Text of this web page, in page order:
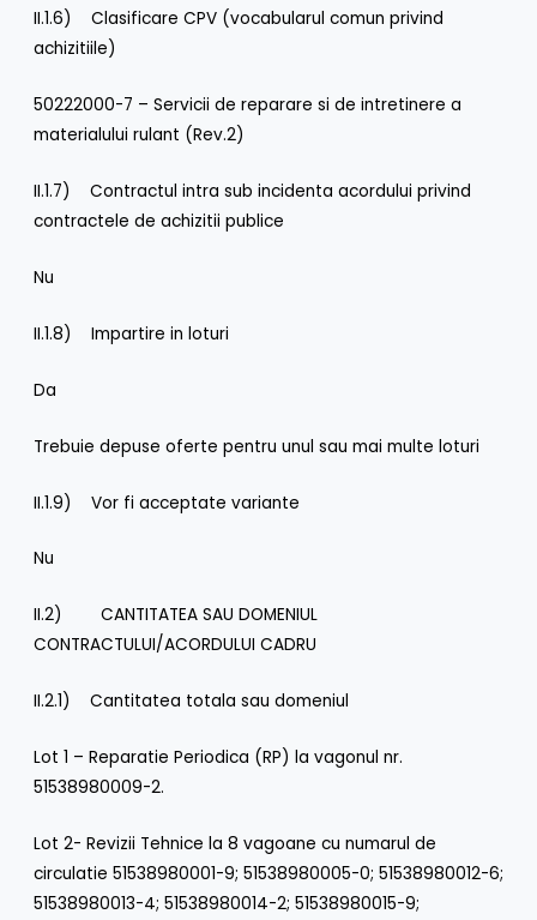
II.1.6) Clasificare CPV (vocabularul comun privind
achizitiile)
50222000-7 – Servicii de reparare si de intretinere a
materialului rulant (Rev.2)
II.1.7) Contractul intra sub incidenta acordului privind
contractele de achizitii publice
Nu
II.1.8) Impartire in loturi
Da
Trebuie depuse oferte pentru unul sau mai multe loturi
II.1.9) Vor fi acceptate variante
Nu
II.2) CANTITATEA SAU DOMENIUL
CONTRACTULUI/ACORDULUI CADRU
II.2.1) Cantitatea totala sau domeniul
Lot 1 – Reparatie Periodica (RP) la vagonul nr.
51538980009-2.
Lot 2- Revizii Tehnice la 8 vagoane cu numarul de
circulatie 51538980001-9; 51538980005-0; 51538980012-6;
51538980013-4; 51538980014-2; 51538980015-9;